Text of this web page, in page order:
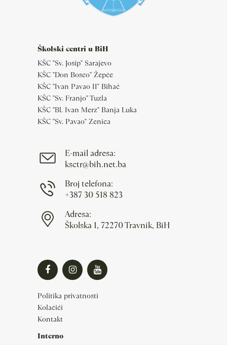
Školski centri u BiH
KŠC "Sv. Josip" Sarajevo
KŠC "Don Bosco" Žepče
KŠC "Ivan Pavao II" Bihać
KŠC "Sv. Franjo" Tuzla
KŠC "Bl. Ivan Merz" Banja Luka
KŠC "Sv. Pavao" Zenica
E-mail adresa:
ksctr@bih.net.ba
Broj telefona:
+387 30 518 823
Adresa:
Školska 1, 72270 Travnik, BiH
Politika privatnosti
Kolačići
Kontakt
Interno